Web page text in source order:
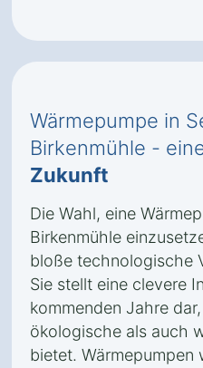
Wärmepumpe in
Birkenmühle -
Zukunft
Die Wahl, eine
Birkenmühle
bloße technologische
Sie stellt eine clevere
kommenden Jahre
ökologische als auch
bietet. Wärmepumpen